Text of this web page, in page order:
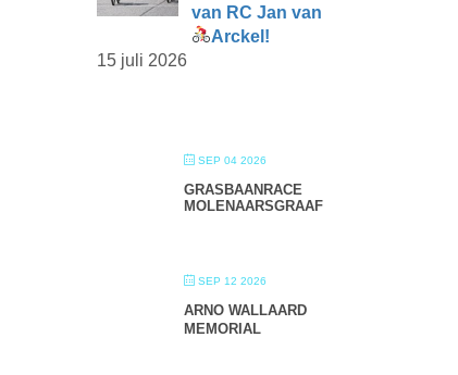
van RC Jan van
Arckel!
15 juli 2026
SEP 04 2026
GRASBAANRACE
MOLENAARSGRAAF
SEP 12 2026
ARNO WALLAARD
MEMORIAL